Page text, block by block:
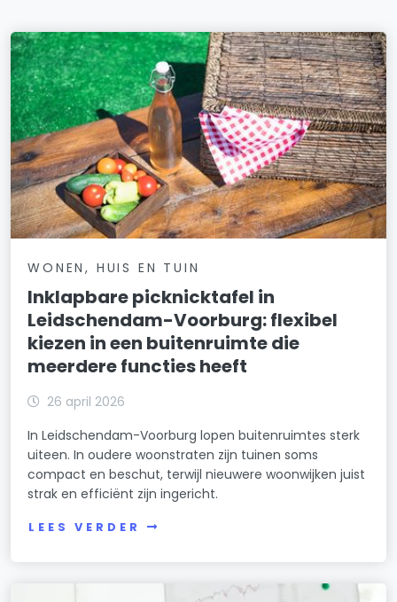
WONEN, HUIS EN TUIN
Inklapbare picknicktafel in
Leidschendam-Voorburg: flexibel
kiezen in een buitenruimte die
meerdere functies heeft
26 april 2026
In Leidschendam-Voorburg lopen buitenruimtes sterk
uiteen. In oudere woonstraten zijn tuinen soms
compact en beschut, terwijl nieuwere woonwijken juist
strak en efficiënt zijn ingericht.
LEES VERDER